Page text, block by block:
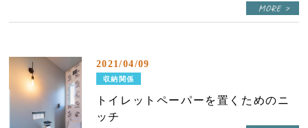
2021/04/09
収納関係
トイレットペーパーを置くためのニ
ッチ